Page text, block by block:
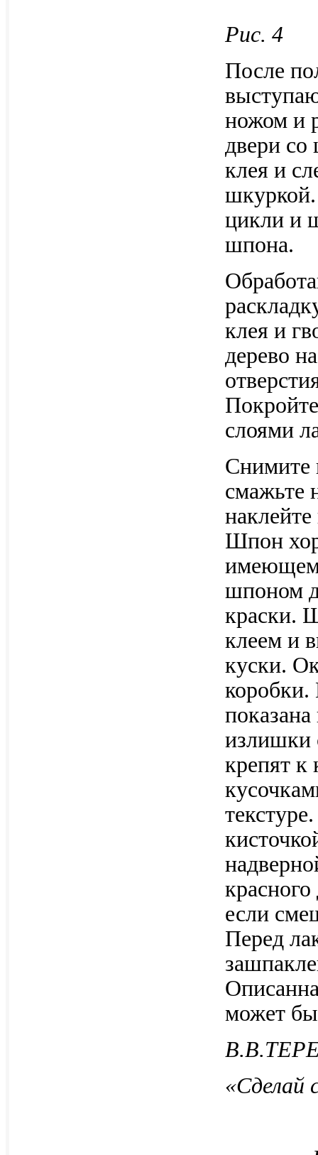
Рис. 4
После
ножом и
двери
клея и
цикли и
шпона.
клея и
дерево
слоями
Снимите
смажьте
Шпон
шпоном
краски.
клеем и
куски.
коробки.
излишки
крепят к
если
Перед
может
«Сделай